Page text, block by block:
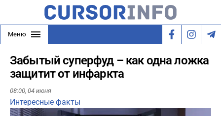
Меню
Забытый суперфуд – как одна ложка
защитит от инфаркта
08:00, 04 июня
Интересные факты